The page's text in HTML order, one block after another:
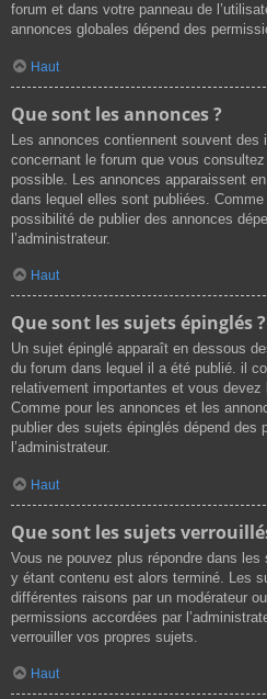
forum et dans votre panneau de
annonces globales dépend des
Haut
Que sont les annonces ?
Les annonces contiennent souvent des
concernant le forum que vous
possible. Les annonces apparaissent
dans lequel elles sont publiées.
possibilité de publier des annonces
l’administrateur.
Haut
Que sont les sujets épinglés ?
Un sujet épinglé apparaît en dessous
du forum dans lequel il a été publié. il
relativement importantes et vous devez
Comme pour les annonces et les
publier des sujets épinglés dépend des
l’administrateur.
Haut
Que sont les sujets
Vous ne pouvez plus répondre dans
y étant contenu est alors terminé. Les
différentes raisons par un modérateur
permissions accordées par
verrouiller vos propres sujets.
Haut